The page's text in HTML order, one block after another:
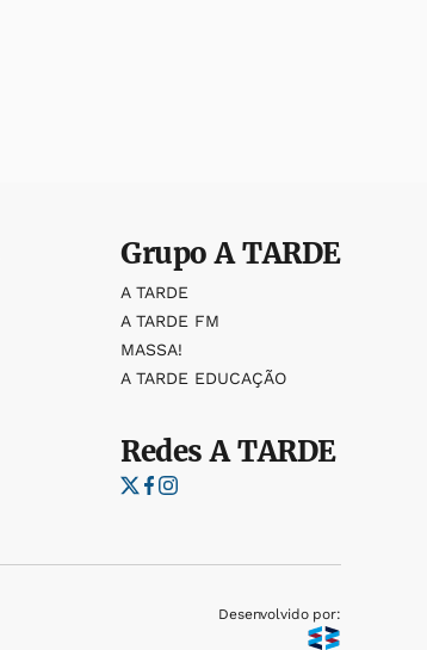
GrupoA TARDE
A TARDE
A TARDE FM
MASSA!
A TARDE EDUCAÇÃO
RedesA TARDE
Desenvolvido por: